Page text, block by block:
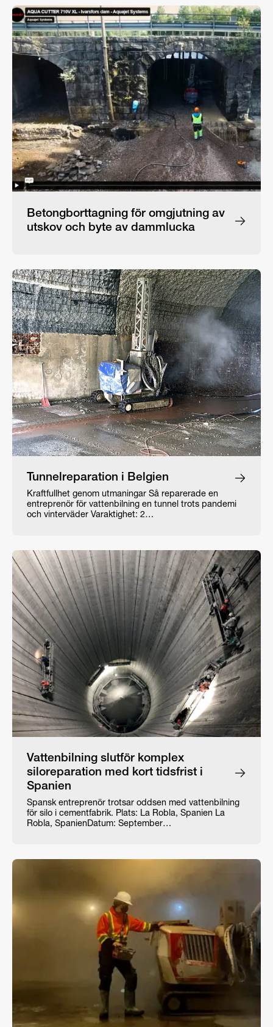
Betongborttagning för omgjutning av
utskov och byte av dammlucka
Tunnelreparation i Belgien
Kraftfullhet genom utmaningar Så reparerade en
entreprenör för vattenbilning en tunnel trots pandemi
och vinterväder Varaktighet: 2…
Vattenbilning slutför komplex
siloreparation med kort tidsfrist i
Spanien
Spansk entreprenör trotsar oddsen med vattenbilning
för silo i cementfabrik. Plats: La Robla, Spanien La
Robla, SpanienDatum: September…